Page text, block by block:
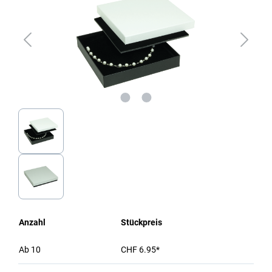
Anzahl Stückpreis
Ab 10 CHF 6.95*